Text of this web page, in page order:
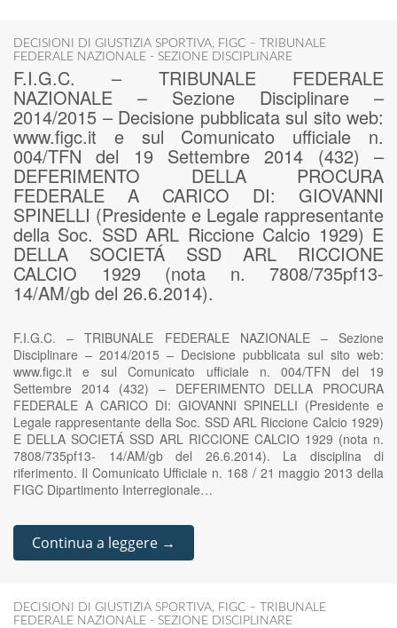
DECISIONI DI GIUSTIZIA SPORTIVA, FIGC – TRIBUNALE
FEDERALE NAZIONALE - SEZIONE DISCIPLINARE
F.I.G.C. – TRIBUNALE FEDERALE
NAZIONALE – Sezione Disciplinare –
2014/2015 – Decisione pubblicata sul sito web:
www.figc.it e sul Comunicato ufficiale n.
004/TFN del 19 Settembre 2014 (432) –
DEFERIMENTO DELLA PROCURA
FEDERALE A CARICO DI: GIOVANNI
SPINELLI (Presidente e Legale rappresentante
della Soc. SSD ARL Riccione Calcio 1929) E
DELLA SOCIETÁ SSD ARL RICCIONE
CALCIO 1929 (nota n. 7808/735pf13-
14/AM/gb del 26.6.2014).
F.I.G.C. – TRIBUNALE FEDERALE NAZIONALE – Sezione
Disciplinare – 2014/2015 – Decisione pubblicata sul sito web:
www.figc.it e sul Comunicato ufficiale n. 004/TFN del 19
Settembre 2014 (432) – DEFERIMENTO DELLA PROCURA
FEDERALE A CARICO DI: GIOVANNI SPINELLI (Presidente e
Legale rappresentante della Soc. SSD ARL Riccione Calcio 1929)
E DELLA SOCIETÁ SSD ARL RICCIONE CALCIO 1929 (nota n.
7808/735pf13- 14/AM/gb del 26.6.2014). La disciplina di
riferimento. Il Comunicato Ufficiale n. 168 / 21 maggio 2013 della
FIGC Dipartimento Interregionale…
Continua a leggere →
DECISIONI DI GIUSTIZIA SPORTIVA, FIGC – TRIBUNALE
FEDERALE NAZIONALE - SEZIONE DISCIPLINARE